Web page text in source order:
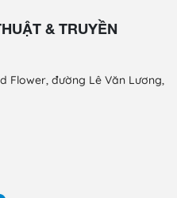
& TRUYỀN
Flower, đường Lê Văn Lương,